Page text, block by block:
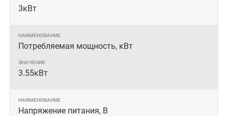
3кВт
Потребляемая мощность, кВт
3.55кВт
Напряжение питания, В